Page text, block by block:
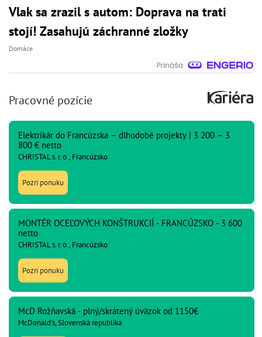
Vlak sa zrazil s autom: Doprava na trati
stojí! Zasahujú záchranné zložky
Domáce
Pracovné pozície
Elektrikár do Francúzska – dlhodobé projekty | 3 200 – 3
800 € netto
CHRISTAL s. r. o., Francúzsko
Pozri ponuku
MONTÉR OCEĽOVÝCH KONŠTRUKCIÍ - FRANCÚZSKO - 3 600
netto
CHRISTAL s. r. o., Francúzsko
Pozri ponuku
McD Rožňavská - plný/skrátený úväzok od 1150€
McDonald's, Slovenská republika